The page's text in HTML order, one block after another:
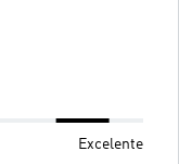
Excelente